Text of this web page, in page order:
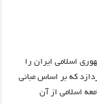
اسلامی ایران را
که بر اساس مبانی
اسلامی از آن